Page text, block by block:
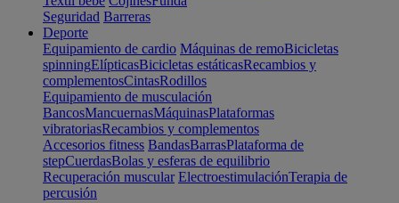
Seguridad Barreras
Deporte
Equipamiento de cardio Máquinas de remoBicicletas
spinningElípticasBicicletas estáticasRecambios y
complementosCintasRodillos
Equipamiento de musculación
BancosMancuernasMáquinasPlataformas
vibratoriasRecambios y complementos
Accesorios fitness BandasBarrasPlataforma de
stepCuerdasBolas y esferas de equilibrio
Recuperación muscular ElectroestimulaciónTerapia de
percusión